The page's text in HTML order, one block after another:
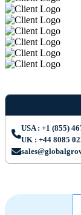
USA : +1 (855)
UK : +44 8085